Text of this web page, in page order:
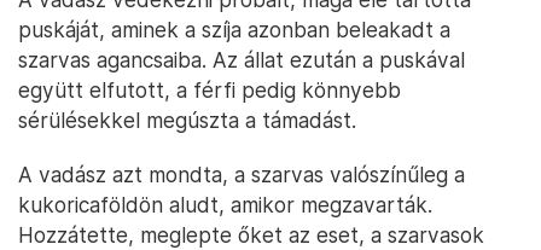
puskáját, aminek a szíja azonban beleakadt a
szarvas agancsaiba. Az állat ezután a puskával
együtt elfutott, a férfi pedig könnyebb
sérülésekkel megúszta a támadást.
A vadász azt mondta, a szarvas valószínűleg a
kukoricaföldön aludt, amikor megzavarták.
Hozzátette, meglepte őket az eset, a szarvasok